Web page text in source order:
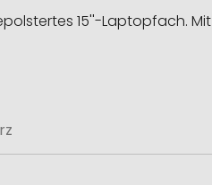
15''-Laptopfach. Mit